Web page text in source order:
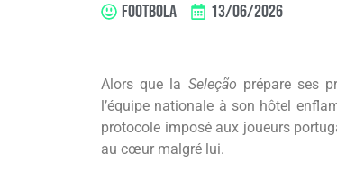
FOOTBOLA 13/06/2026
Alors que la Seleção prépare ses
l’équipe nationale à son hôtel
protocole imposé aux joueurs
au cœur malgré lui.